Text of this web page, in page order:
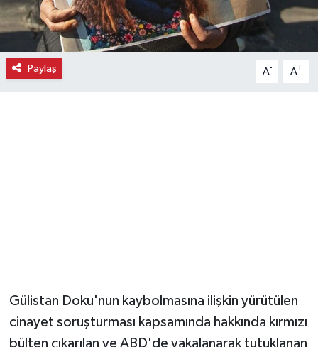
Paylaş A- A+
Gülistan Doku'nun kaybolmasına ilişkin yürütülen
cinayet soruşturması kapsamında hakkında kırmızı
bülten çıkarılan ve ABD'de yakalanarak tutuklanan
İlçe Haberleri
Keşfet
Sokak Hayvanlarını Sahiplendirme